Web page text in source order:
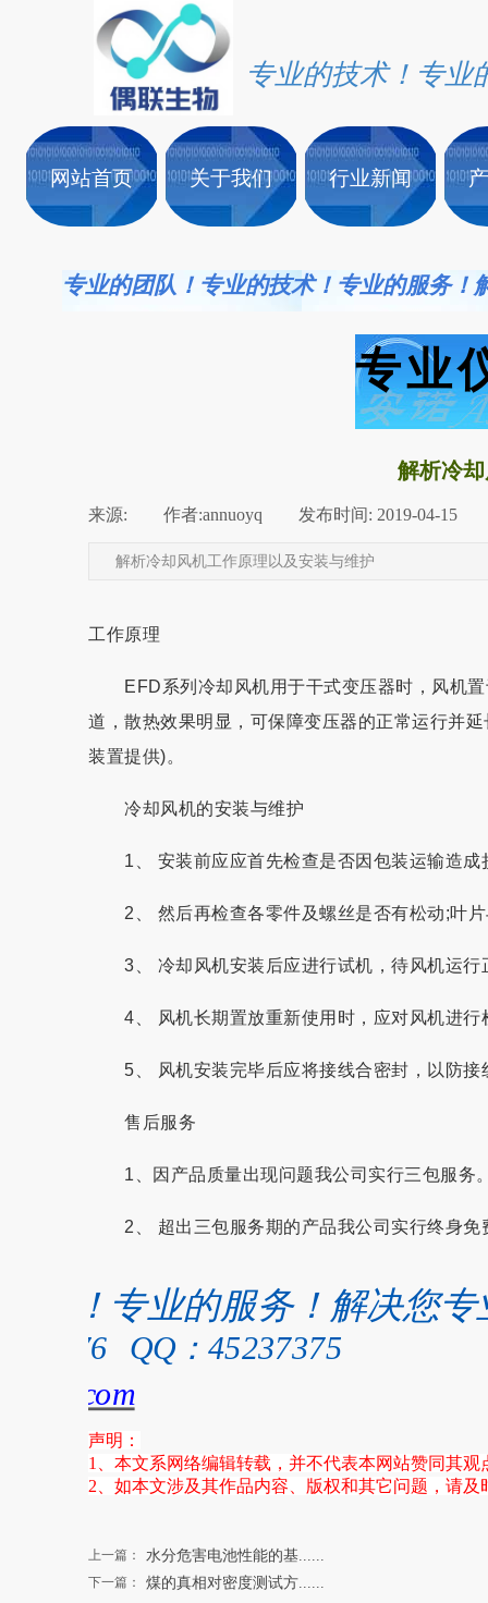
专业的技术！专业
网站首页 关于我们 行业新闻
专业的团队！专业的技术！专业的服务
专业
解析冷
来源: 作者:annuoyq 发布时间: 2019-04-15
解析冷却风机工作原理以及安装与维护
工作原理
EFD系列冷却风机用于干式变压器时，风机置
道，散热效果明显，可保障变压器的正常运行并
装置提供)。
冷却风机的安装与维护
1、 安装前应应首先检查是否因包装运输造成
2、 然后再检查各零件及螺丝是否有松动;叶片
3、 冷却风机安装后应进行试机，待风机运行
4、 风机长期置放重新使用时，应对风机进行
5、 风机安装完毕后应将接线合密封，以防接
售后服务
1、因产品质量出现问题我公司实行三包服务
2、 超出三包服务期的产品我公司实行终身免
术！专业的服务！解决您专
QQ：45237375
声明：
1、本文系网络编辑转载，并不代表本网站赞同其
2、如本文涉及其作品内容、版权和其它问题，请
上一篇： 水分危害电池性能的基......
下一篇： 煤的真相对密度测试方......